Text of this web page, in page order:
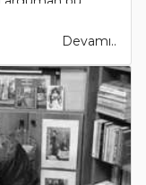
Devamı..